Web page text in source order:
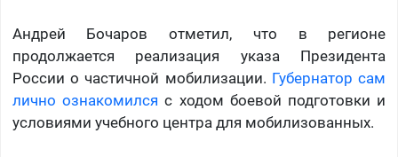
Андрей Бочаров отметил, что в регионе
продолжается реализация указа Президента
России о частичной мобилизации. Губернатор сам
лично ознакомился с ходом боевой подготовки и
условиями учебного центра для мобилизованных.